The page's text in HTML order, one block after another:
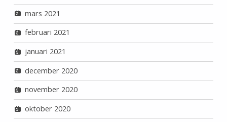
mars 2021
februari 2021
januari 2021
december 2020
november 2020
oktober 2020